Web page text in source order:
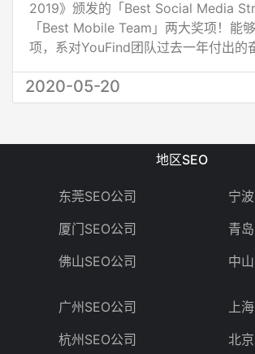
2019》颁发的「Best Social Media
「Best Mobile Team」两大奖项！能
项，系对YouFind团队过去一年付出的
的市场竞争，YouFind会继续努力提供
新的市场营销方案(例如最新的
后再次衷心感谢各位 #YouFinders 的
YouFind来年可以继续赢得更多掌声
2020-05-20
地区SEO
东莞SEO公司
厦门SEO公司
佛山SEO公司
宁
青
中
广州SEO公司
杭州SEO公司
上
北